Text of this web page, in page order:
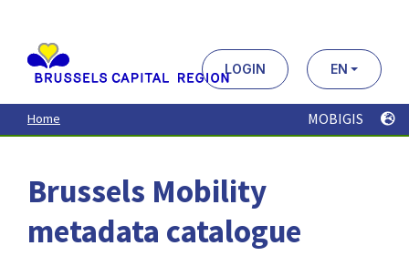
contenu
principal
LOGIN EN
Home MOBIGIS
Brussels Mobility
metadata catalogue